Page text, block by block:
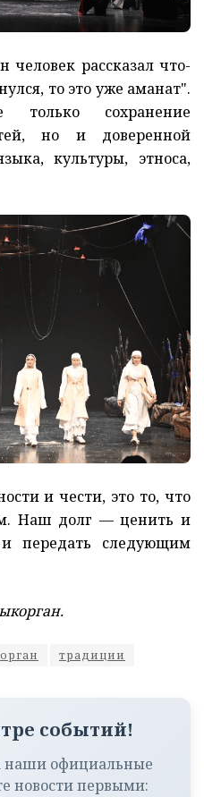
человек рассказал что-
то это уже аманат".
сохранение
но и доверенной
культуры, этноса,
и чести, это то, что
Наш долг — ценить и
и передать следующим
традиции
событий!
наши официальные
новости первыми: